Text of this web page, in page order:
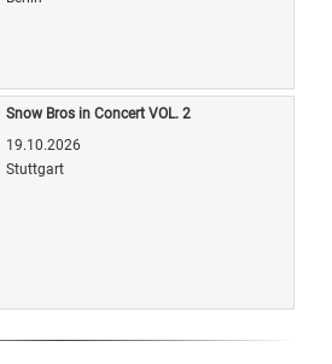
Snow Bros in Concert VOL. 2
19.10.2026
Stuttgart